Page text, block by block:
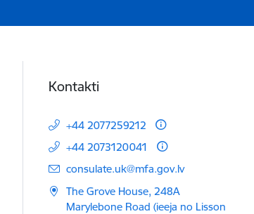
Kontakti
+44 2077259212
+44 2073120041
E-pasts:
consulate.uk@mfa.gov.lv
The Grove House, 248A
Marylebone Road (ieeja no Lisson